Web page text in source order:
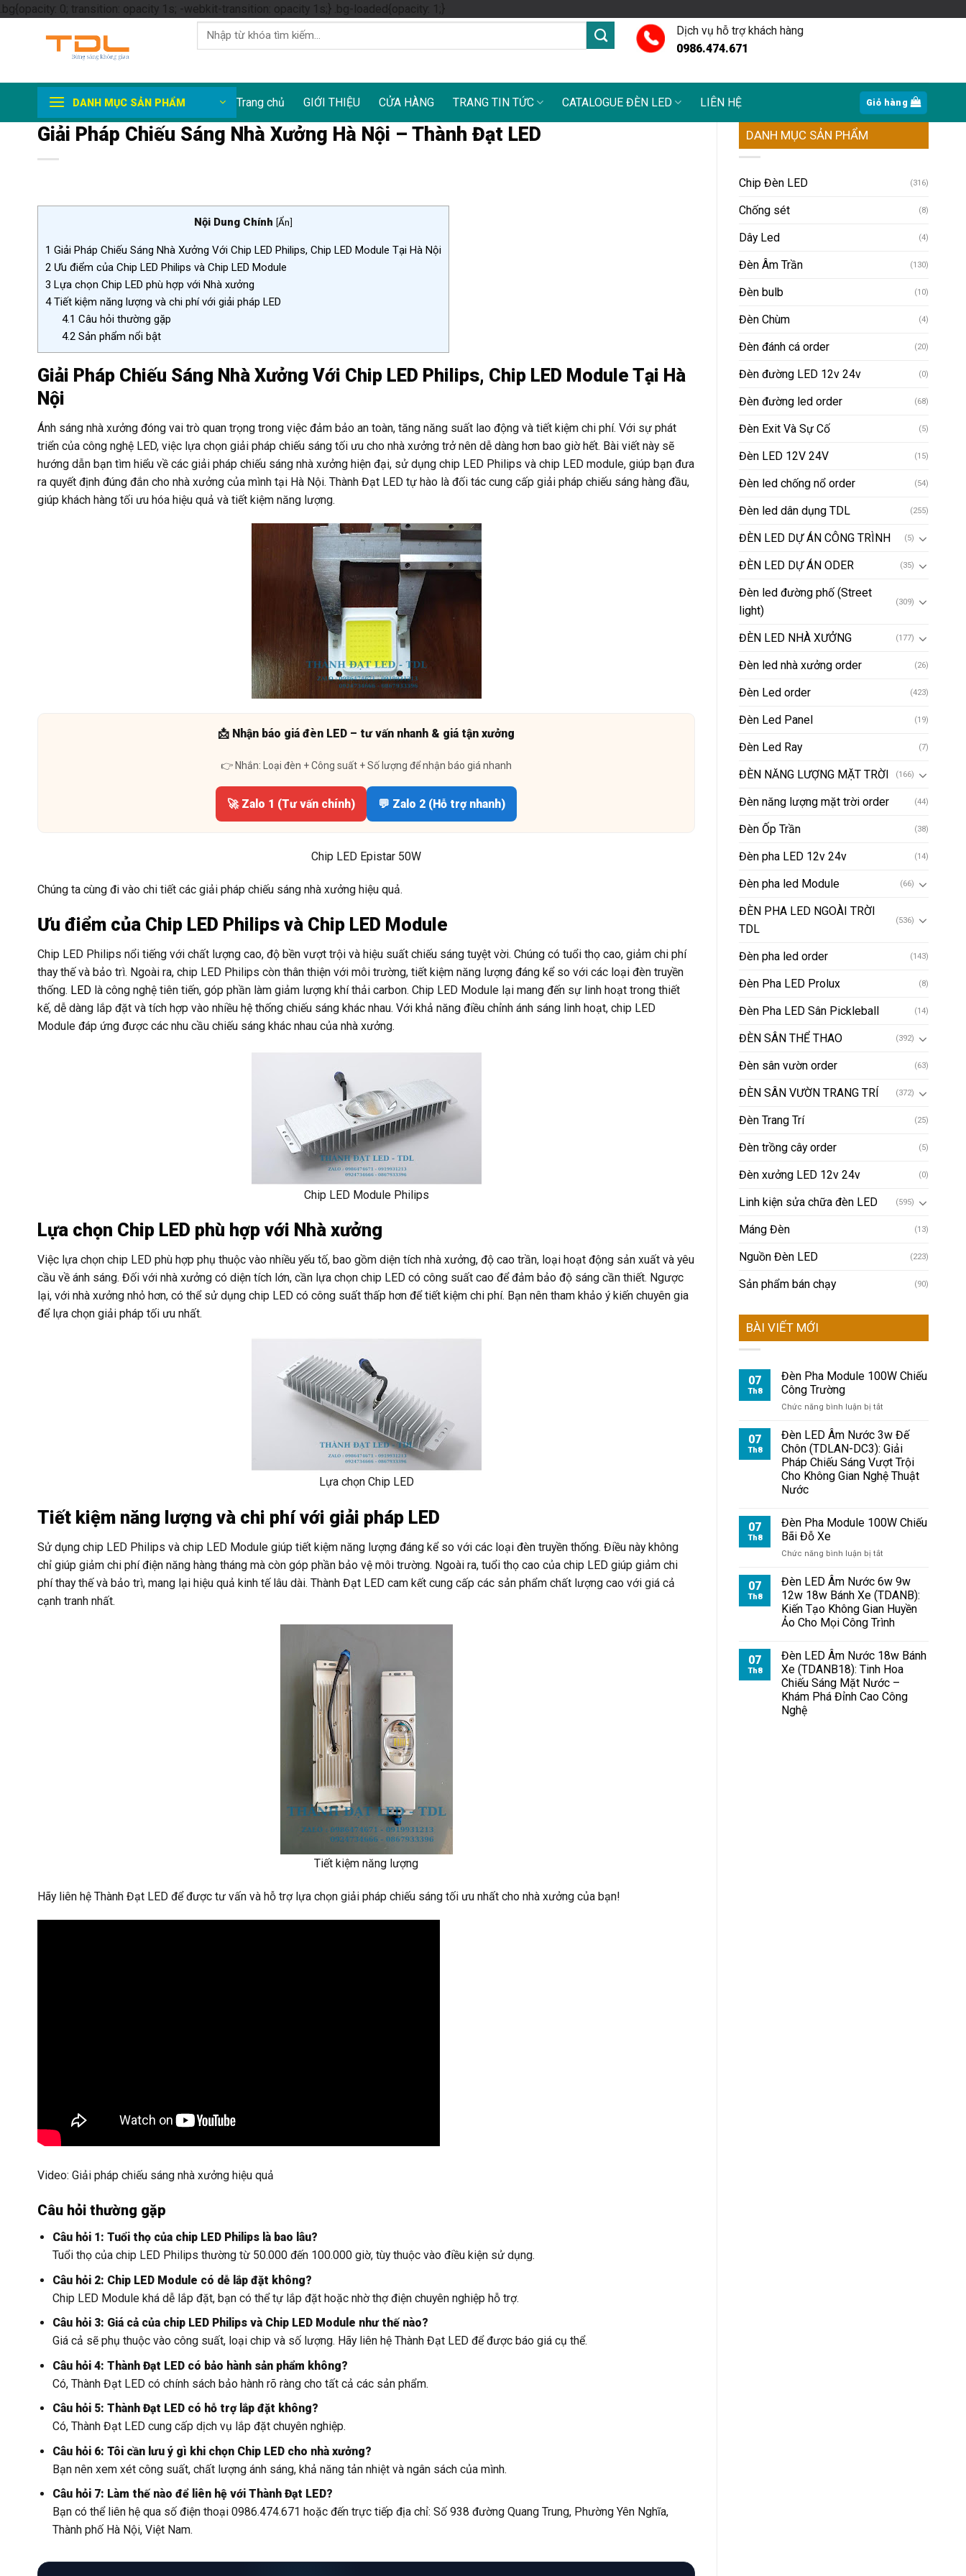
.bg{opacity: 0; transition: opacity 1s; -webkit-transition: opacity 1s;} .bg-loaded{opacity: 1;}Skip
to
Tìm
kiếm:
Dịch vụ hỗ trợ khách hàng
0986.474.671
DANH MỤC SẢN PHẨM Trang chủ GIỚI THIỆU CỬA HÀNG TRANG TIN TỨC CATALOGUE ĐÈN LED LIÊN HỆ Giỏ hàng
Giải Pháp Chiếu Sáng Nhà Xưởng Hà Nội – Thành Đạt LED
Nội Dung Chính [Ẩn]
1 Giải Pháp Chiếu Sáng Nhà Xưởng Với Chip LED Philips, Chip LED Module Tại Hà Nội
2 Ưu điểm của Chip LED Philips và Chip LED Module
3 Lựa chọn Chip LED phù hợp với Nhà xưởng
4Tiết kiệm năng lượng và chi phí với giải pháp LED
4.1 Câu hỏi thường gặp
4.2Sản phẩm nổi bật
Giải Pháp Chiếu Sáng Nhà Xưởng Với Chip LED Philips, Chip LED Module Tại Hà
Nội
Ánh sáng nhà xưởng đóng vai trò quan trọng trong việc đảm bảo an toàn, tăng năng suất lao động và tiết kiệm chi phí. Với sự phát
triển của công nghệ LED, việc lựa chọn giải pháp chiếu sáng tối ưu cho nhà xưởng trở nên dễ dàng hơn bao giờ hết. Bài viết này sẽ
hướng dẫn bạn tìm hiểu về các giải pháp chiếu sáng nhà xưởng hiện đại, sử dụng chip LED Philips và chip LED module, giúp bạn đưa
ra quyết định đúng đắn cho nhà xưởng của mình tại Hà Nội. Thành Đạt LED tự hào là đối tác cung cấp giải pháp chiếu sáng hàng đầu,
giúp khách hàng tối ưu hóa hiệu quả và tiết kiệm năng lượng.
📩 Nhận báo giá đèn LED – tư vấn nhanh & giá tận xưởng
👉 Nhắn: Loại đèn + Công suất + Số lượng để nhận báo giá nhanh
🚀 Zalo 1 (Tư vấn chính) 💬 Zalo 2 (Hỗ trợ nhanh)
Chip LED Epistar 50W
Chúng ta cùng đi vào chi tiết các giải pháp chiếu sáng nhà xưởng hiệu quả.
Ưu điểm của Chip LED Philips và Chip LED Module
Chip LED Philips nổi tiếng với chất lượng cao, độ bền vượt trội và hiệu suất chiếu sáng tuyệt vời. Chúng có tuổi thọ cao, giảm chi phí
thay thế và bảo trì. Ngoài ra, chip LED Philips còn thân thiện với môi trường, tiết kiệm năng lượng đáng kể so với các loại đèn truyền
thống. LED là công nghệ tiên tiến, góp phần làm giảm lượng khí thải carbon. Chip LED Module lại mang đến sự linh hoạt trong thiết
kế, dễ dàng lắp đặt và tích hợp vào nhiều hệ thống chiếu sáng khác nhau. Với khả năng điều chỉnh ánh sáng linh hoạt, chip LED
Module đáp ứng được các nhu cầu chiếu sáng khác nhau của nhà xưởng.
Chip LED Module Philips
Lựa chọn Chip LED phù hợp với Nhà xưởng
Việc lựa chọn chip LED phù hợp phụ thuộc vào nhiều yếu tố, bao gồm diện tích nhà xưởng, độ cao trần, loại hoạt động sản xuất và yêu
cầu về ánh sáng. Đối với nhà xưởng có diện tích lớn, cần lựa chọn chip LED có công suất cao để đảm bảo độ sáng cần thiết. Ngược
lại, với nhà xưởng nhỏ hơn, có thể sử dụng chip LED có công suất thấp hơn để tiết kiệm chi phí. Bạn nên tham khảo ý kiến chuyên gia
để lựa chọn giải pháp tối ưu nhất.
Lựa chọn Chip LED
Tiết kiệm năng lượng và chi phí với giải pháp LED
Sử dụng chip LED Philips và chip LED Module giúp tiết kiệm năng lượng đáng kể so với các loại đèn truyền thống. Điều này không
chỉ giúp giảm chi phí điện năng hàng tháng mà còn góp phần bảo vệ môi trường. Ngoài ra, tuổi thọ cao của chip LED giúp giảm chi
phí thay thế và bảo trì, mang lại hiệu quả kinh tế lâu dài. Thành Đạt LED cam kết cung cấp các sản phẩm chất lượng cao với giá cả
cạnh tranh nhất.
Tiết kiệm năng lượng
Hãy liên hệ Thành Đạt LED để được tư vấn và hỗ trợ lựa chọn giải pháp chiếu sáng tối ưu nhất cho nhà xưởng của bạn!
Video: Giải pháp chiếu sáng nhà xưởng hiệu quả
Câu hỏi thường gặp
Câu hỏi 1: Tuổi thọ của chip LED Philips là bao lâu?
Tuổi thọ của chip LED Philips thường từ 50.000 đến 100.000 giờ, tùy thuộc vào điều kiện sử dụng.
Câu hỏi 2: Chip LED Module có dễ lắp đặt không?
Chip LED Module khá dễ lắp đặt, bạn có thể tự lắp đặt hoặc nhờ thợ điện chuyên nghiệp hỗ trợ.
Câu hỏi 3: Giá cả của chip LED Philips và Chip LED Module như thế nào?
Giá cả sẽ phụ thuộc vào công suất, loại chip và số lượng. Hãy liên hệ Thành Đạt LED để được báo giá cụ thể.
Câu hỏi 4: Thành Đạt LED có bảo hành sản phẩm không?
Có, Thành Đạt LED có chính sách bảo hành rõ ràng cho tất cả các sản phẩm.
Câu hỏi 5: Thành Đạt LED có hỗ trợ lắp đặt không?
Có, Thành Đạt LED cung cấp dịch vụ lắp đặt chuyên nghiệp.
Câu hỏi 6: Tôi cần lưu ý gì khi chọn Chip LED cho nhà xưởng?
Bạn nên xem xét công suất, chất lượng ánh sáng, khả năng tản nhiệt và ngân sách của mình.
Câu hỏi 7: Làm thế nào để liên hệ với Thành Đạt LED?
Bạn có thể liên hệ qua số điện thoại 0986.474.671 hoặc đến trực tiếp địa chỉ: Số 938 đường Quang Trung, Phường Yên Nghĩa,
Thành phố Hà Nội, Việt Nam.
DANH MỤC SẢN PHẨM
Chip Đèn LED (316)
Chống sét (8)
Dây Led (4)
Đèn Âm Trần (130)
Đèn bulb (10)
Đèn Chùm (4)
Đèn đánh cá order (20)
Đèn đường LED 12v 24v (0)
Đèn đường led order (68)
Đèn Exit Và Sự Cố (5)
Đèn LED 12V 24V (15)
Đèn led chống nổ order (54)
Đèn led dân dụng TDL (255)
ĐÈN LED DỰ ÁN CÔNG TRÌNH (5)
ĐÈN LED DỰ ÁN ODER (35)
Đèn led đường phố (Street
light)
(309)
ĐÈN LED NHÀ XƯỞNG (177)
Đèn led nhà xưởng order (26)
Đèn Led order (423)
Đèn Led Panel (19)
Đèn Led Ray (7)
ĐÈN NĂNG LƯỢNG MẶT TRỜI (166)
Đèn năng lượng mặt trời order (44)
Đèn Ốp Trần (38)
Đèn pha LED 12v 24v (14)
Đèn pha led Module (66)
ĐÈN PHA LED NGOÀI TRỜI
TDL
(536)
Đèn pha led order (143)
Đèn Pha LED Prolux (8)
Đèn Pha LED Sân Pickleball (14)
ĐÈN SÂN THỂ THAO (392)
Đèn sân vườn order (63)
ĐÈN SÂN VƯỜN TRANG TRÍ (372)
Đèn Trang Trí (25)
Đèn trồng cây order (5)
Đèn xưởng LED 12v 24v (0)
Linh kiện sửa chữa đèn LED (595)
Máng Đèn (13)
Nguồn Đèn LED (223)
Sản phẩm bán chạy (90)
BÀI VIẾT MỚI
07
Th8
Đèn Pha Module 100W Chiếu
Công Trường
Chức năng bình luận bị tắt
Pha
Module
100W
Chiếu
Công
07
Th8
Đèn LED Âm Nước 3w Đế
Chôn (TDLAN-DC3): Giải
Pháp Chiếu Sáng Vượt Trội
Cho Không Gian Nghệ Thuật
Nước
07
Th8
Đèn Pha Module 100W Chiếu
Bãi Đỗ Xe
Chức năng bình luận bị tắt
Pha
Module
100W
Chiếu
Bãi
Xe
07
Th8
Đèn LED Âm Nước 6w 9w
12w 18w Bánh Xe (TDANB):
Kiến Tạo Không Gian Huyền
Ảo Cho Mọi Công Trình
07
Th8
Đèn LED Âm Nước 18w Bánh
Xe (TDANB18): Tinh Hoa
Chiếu Sáng Mặt Nước –
Khám Phá Đỉnh Cao Công
Nghệ